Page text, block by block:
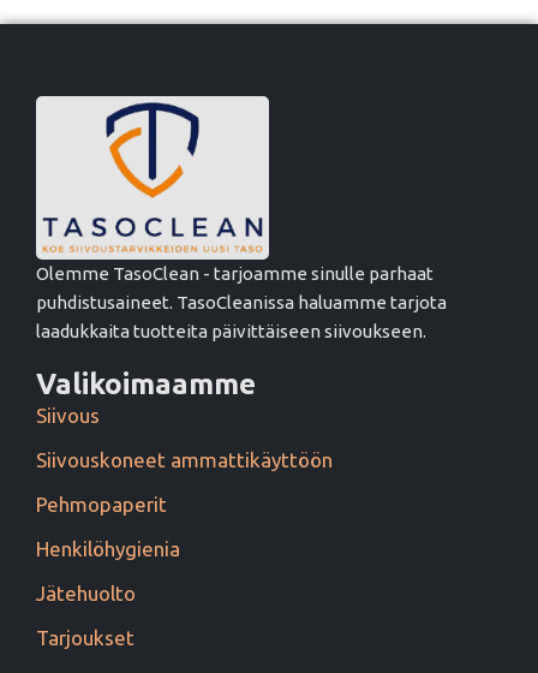
Olemme TasoClean - tarjoamme sinulle parhaat
puhdistusaineet. TasoCleanissa haluamme tarjota
laadukkaita tuotteita päivittäiseen siivoukseen.
Valikoimaamme
Siivous
Siivouskoneet ammattikäyttöön
Pehmopaperit
Henkilöhygienia
Jätehuolto
Tarjoukset